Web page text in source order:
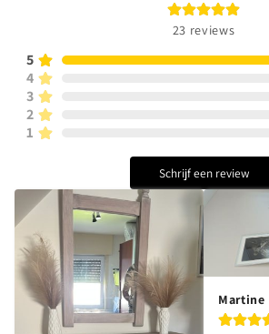
23 reviews
5
4
3
2
1
Schrijf een review
Martine